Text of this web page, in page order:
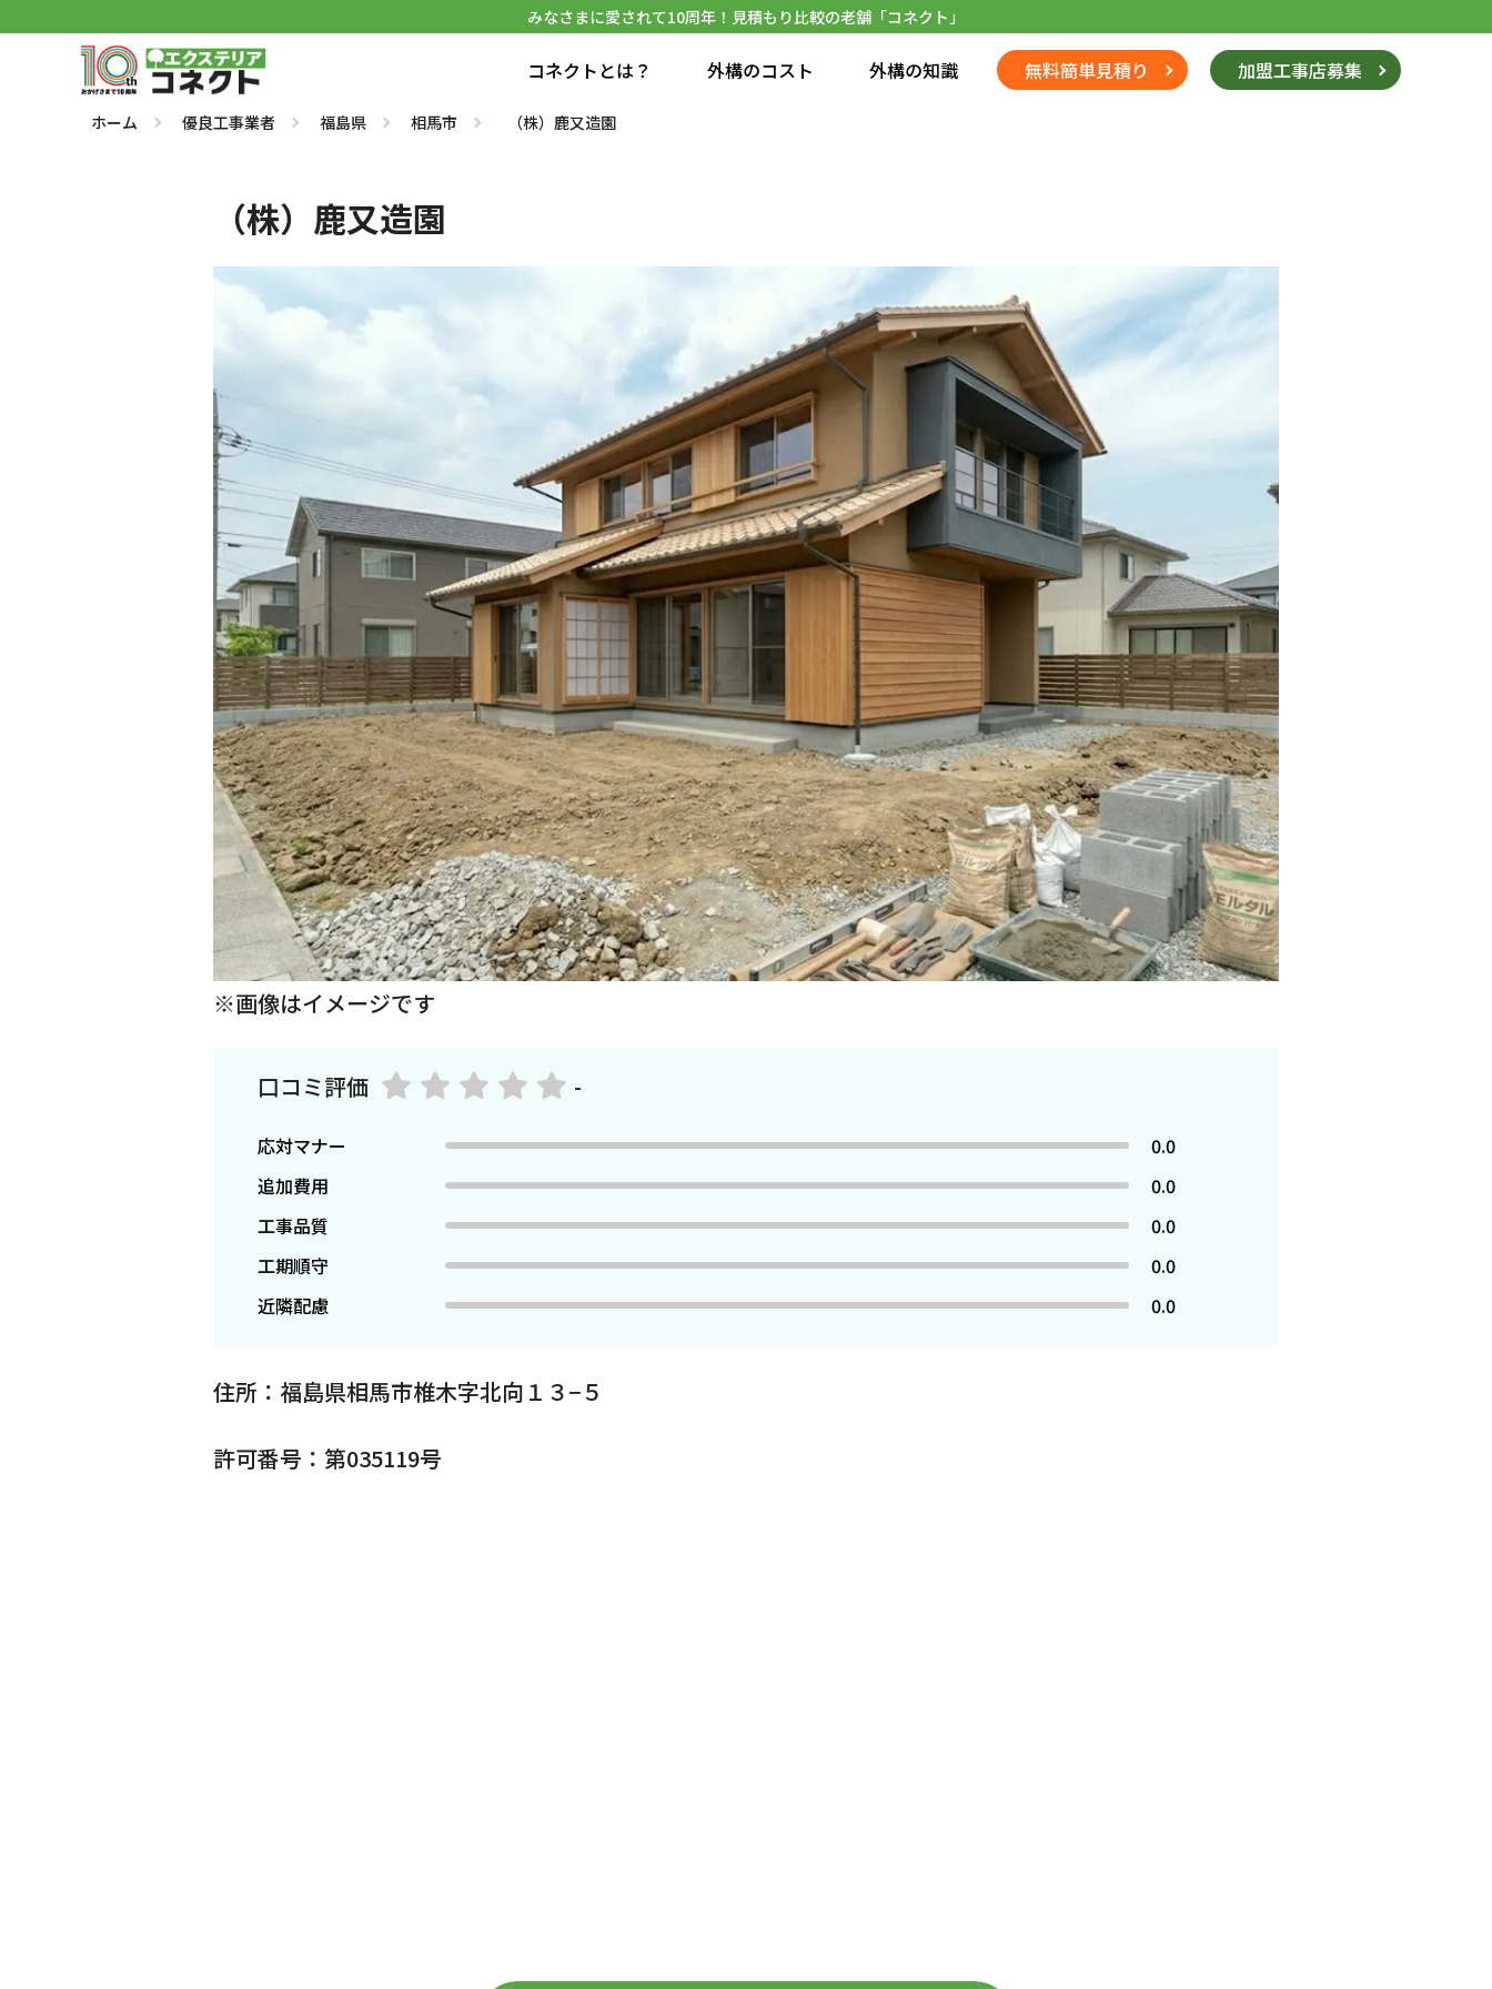
みなさまに愛されて10周年！見積もり比較の老舗「コネクト」
コネクトとは？ 外構のコスト 外構の知識 無料簡単見積り 加盟工事店募集
ホーム 優良工事業者 福島県 相馬市 （株）鹿又造園
（株）鹿又造園
※画像はイメージです
口コミ評価 -
応対マナー
0.0
追加費用
0.0
工事品質
0.0
工期順守
0.0
近隣配慮
0.0
住所：福島県相馬市椎木字北向１３−５
許可番号：第035119号